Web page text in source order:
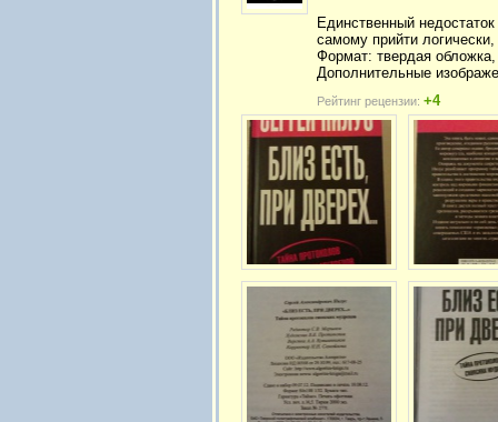
Единственный
самому прийти
Формат: твердая
Дополнительные
Рейтинг рецензии: +4